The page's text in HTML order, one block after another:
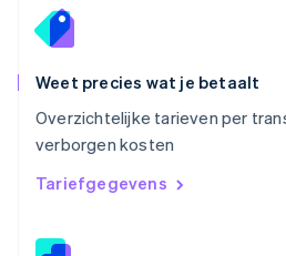
Weet precies wat je betaalt
Overzichtelijke tarieven per
verborgen kosten
Tariefgegevens
Roemenië
English
English简体中文
EnglishItaliano
Slowakije
English
Spanje
Thailand